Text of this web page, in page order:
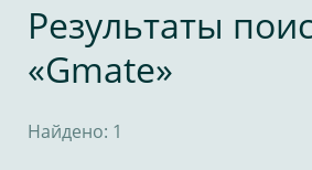
Результаты
«Gmate»
Найдено: 1